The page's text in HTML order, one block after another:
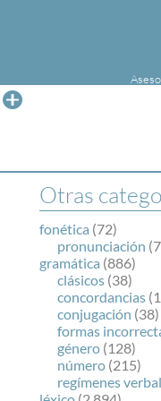
la Agencia Efe y
cuyo objetivo es
español en los
Internet.
Otras
fonética (72)
pronunciación
gramática (886)
clásicos (38)
concordancias
conjugación (38)
formas
género (128)
número (215)
regímenes